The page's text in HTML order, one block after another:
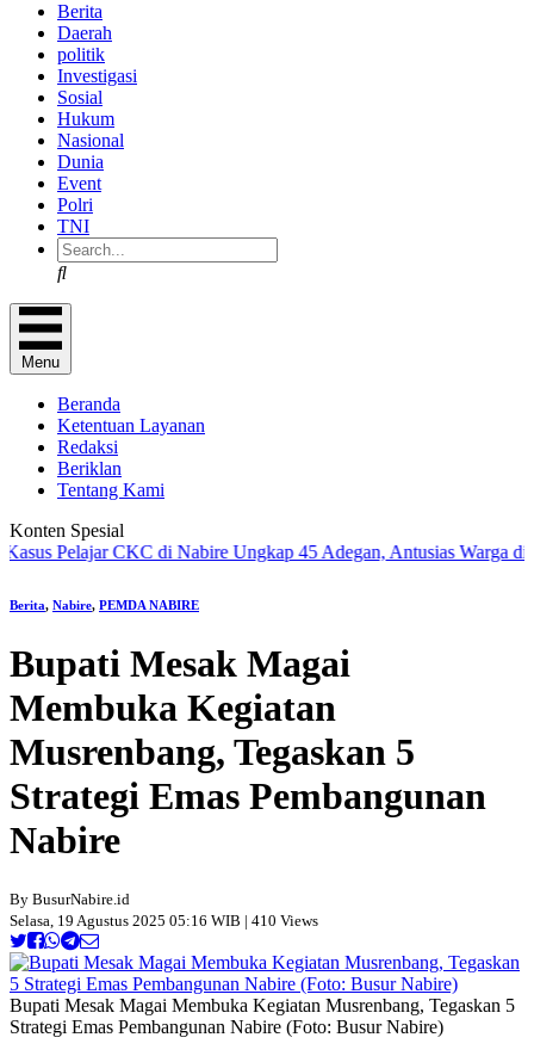
Berita
Daerah
politik
Investigasi
Sosial
Hukum
Nasional
Dunia
Event
Polri
TNI
Search
Menu
Beranda
Ketentuan Layanan
Redaksi
Beriklan
Tentang Kami
Konten Spesial
CKC di Nabire Ungkap 45 Adegan, Antusias Warga di
Berita, Nabire, PEMDA NABIRE
Bupati Mesak Magai
Membuka Kegiatan
Musrenbang, Tegaskan 5
Strategi Emas Pembangunan
Nabire
By BusurNabire.id
Selasa, 19 Agustus 2025 05:16 WIB | 410 Views
Bupati Mesak Magai Membuka Kegiatan Musrenbang, Tegaskan 5
Strategi Emas Pembangunan Nabire (Foto: Busur Nabire)